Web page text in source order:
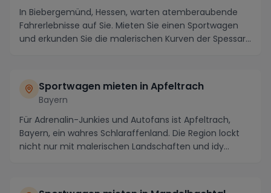
In Biebergemünd, Hessen, warten atemberaubende
Fahrerlebnisse auf Sie. Mieten Sie einen Sportwagen
und erkunden Sie die malerischen Kurven der Spessar...
Sportwagen mieten in Apfeltrach
Bayern
Für Adrenalin-Junkies und Autofans ist Apfeltrach,
Bayern, ein wahres Schlaraffenland. Die Region lockt
nicht nur mit malerischen Landschaften und idy...